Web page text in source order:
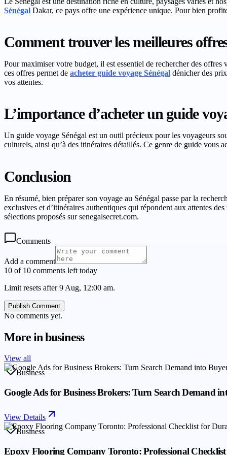
Sénégal Dakar, ce pays offre une expérience unique. Pour bien
Comment trouver les meilleures
Pour maximiser votre budget, il est essentiel de rechercher des
ces offres permet de acheter guide voyage Sénégal dénicher des
vos attentes.
L’importance d’acheter un guide
Un guide voyage Sénégal est un outil précieux pour les voyageurs
culturels, ainsi qu’à des itinéraires détaillés. Ce genre de guide vous
Conclusion
En résumé, bien préparer son voyage au Sénégal passe par la
exclusives et d’itinéraires authentiques qui répondent aux attentes
sélections proposés sur senegalsecret.com.
Comments
Add a comment
10 of 10 comments left today
Limit resets after 9 Aug, 12:00 am.
Publish Comment
No comments yet.
More inbusiness
View all
Business
Google Ads for Business Brokers: Turn Search Demand
View Details
Business
Epoxy Flooring Company Toronto: Professional